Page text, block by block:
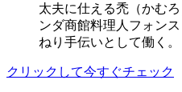
太夫に仕える禿（かむ
ンダ商館料理人フォン
ねり手伝いとして働く。
クリックして今すぐチェック